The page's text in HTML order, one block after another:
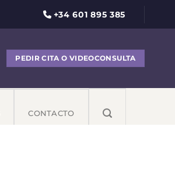
+34 601 895 385
PEDIR CITA O VIDEOCONSULTA
CONTACTO